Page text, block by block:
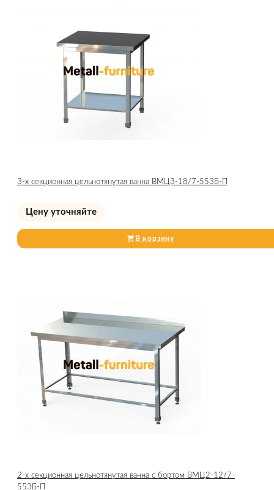
3-х секционная цельнотянутая ванна ВМЦ3-18/7-553Б-П
Цену уточняйте
В корзину
2-х секционная цельнотянутая ванна с бортом ВМЦ2-12/7-
553Б-П